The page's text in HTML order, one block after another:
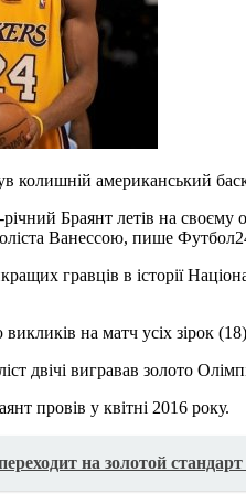
колишній американський
Браянт летів на
Ванессою, пише
гравців в історії
викликів на матч усіх
двічі вигравав золото
провів у квітні 2016 року.
на золотой